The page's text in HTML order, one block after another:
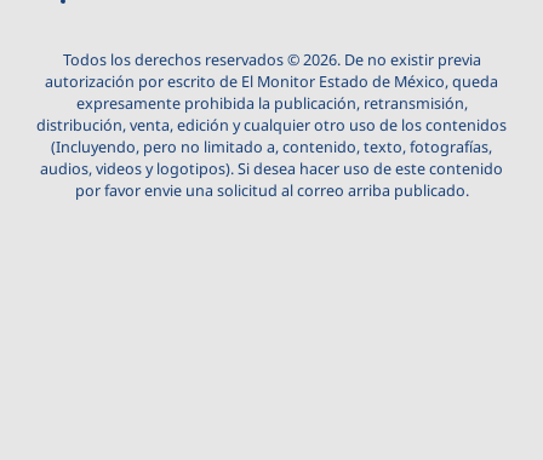
Todos los derechos reservados © 2026. De no existir previa
autorización por escrito de El Monitor Estado de México, queda
expresamente prohibida la publicación, retransmisión,
distribución, venta, edición y cualquier otro uso de los contenidos
(Incluyendo, pero no limitado a, contenido, texto, fotografías,
audios, videos y logotipos). Si desea hacer uso de este contenido
por favor envie una solicitud al correo arriba publicado.